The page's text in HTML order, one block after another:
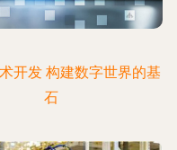
开发 构建数字世界的基
石